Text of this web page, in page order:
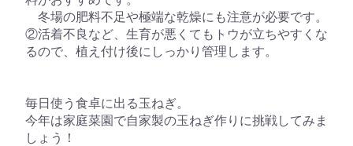
冬場の肥料不足や極端な乾燥にも注意が必要です。
②活着不良など、生育が悪くてもトウが立ちやすくな
るので、植え付け後にしっかり管理します。
毎日使う食卓に出る玉ねぎ。
今年は家庭菜園で自家製の玉ねぎ作りに挑戦してみま
しょう！